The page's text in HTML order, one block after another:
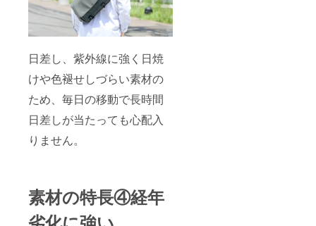
日差し、紫外線に強く日焼
けや色褪せしづらい素材の
ため、毎日の移動で長時間
日差しが当たっても心配入
りません。
素材の特長④経年